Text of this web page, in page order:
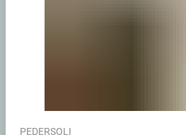
PEDERSOLI